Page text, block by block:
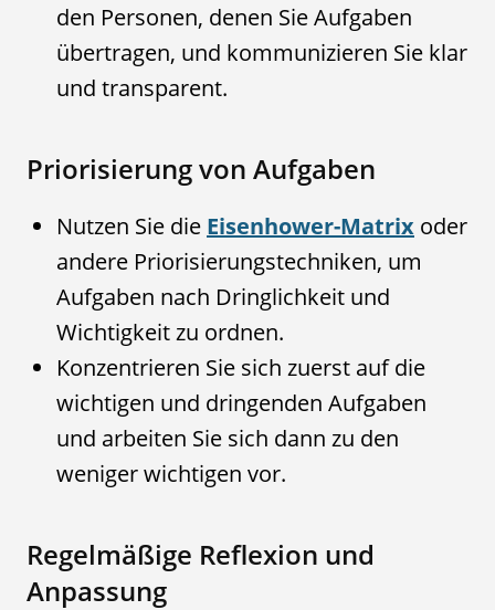
den Personen, denen Sie Aufgaben
übertragen, und kommunizieren Sie klar
und transparent.
Priorisierung von Aufgaben
Nutzen Sie die Eisenhower-Matrix oder
andere Priorisierungstechniken, um
Aufgaben nach Dringlichkeit und
Wichtigkeit zu ordnen.
Konzentrieren Sie sich zuerst auf die
wichtigen und dringenden Aufgaben
und arbeiten Sie sich dann zu den
weniger wichtigen vor.
Regelmäßige Reflexion und
Anpassung